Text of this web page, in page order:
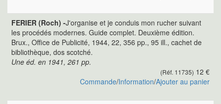
FERIER (Roch) -J'organise et je conduis mon rucher suivant
les procédés modernes. Guide complet. Deuxième édition.
Brux., Office de Publicité, 1944, 22, 356 pp., 95 ill., cachet de
bibliothèque, dos scotché.
Une éd. en 1941, 261 pp.
(Réf. 11735) 12 €
Commande/Information/Ajouter au panier